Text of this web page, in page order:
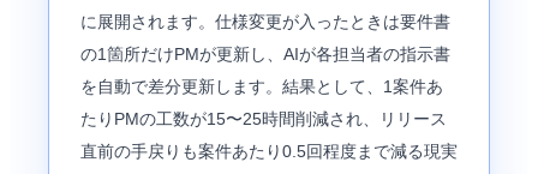
に展開されます。仕様変更が入ったときは要件書
の1箇所だけPMが更新し、AIが各担当者の指示書
を自動で差分更新します。結果として、1案件あ
たりPMの工数が15〜25時間削減され、リリース
直前の手戻りも案件あたり0.5回程度まで減る現実